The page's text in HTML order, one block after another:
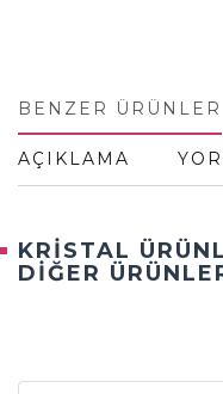
BENZER ÜRÜNLER
AÇIKLAMA
KRİSTAL
DİĞER